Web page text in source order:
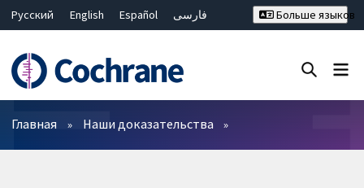
Русский English Español
فارسی
Bahasa Malaysia
ไทย
繁體中文
简体中文
Больше языков
Фильтры
Главная Наши доказательства